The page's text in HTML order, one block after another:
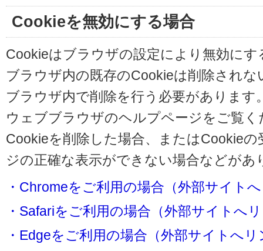
Cookieを無効にする場合
Cookieはブラウザの設定により無効に
ブラウザ内の既存のCookieは削除され
ブラウザ内で削除を行う必要があります
ウェブブラウザのヘルプページをご覧く
Cookieを削除した場合、またはCookie
ジの正確な表示ができない場合などが
・Chromeをご利用の場合（外部サイト
・Safariをご利用の場合（外部サイトへ
・Edgeをご利用の場合（外部サイトへリ